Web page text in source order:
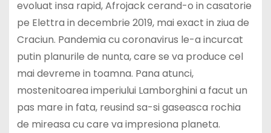
evoluat insa rapid, Afrojack cerand-o in casatorie
pe Elettra in decembrie 2019, mai exact in ziua de
Craciun. Pandemia cu coronavirus le-a incurcat
putin planurile de nunta, care se va produce cel
mai devreme in toamna. Pana atunci,
mostenitoarea imperiului Lamborghini a facut un
pas mare in fata, reusind sa-si gaseasca rochia
de mireasa cu care va impresiona planeta.